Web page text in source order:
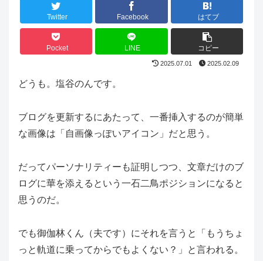
Twitter Facebook はてブ
Pocket LINE コピー
2025.07.01 2025.02.09
どうも。塩谷のんです。
ブログを更新するにあたって、一番挿入するのが簡単
な画像は「自画像っぽいアイコン」だと思う。
だってパーソナリティーも証明しつつ、文章だけのブ
ログに華を添えるという一石二鳥ポジションになると
思うのだ。
でも御伽林くん（夫です）にそれを言うと「もうちょ
っと軌道に乗ってからでもよくない？」と言われる。